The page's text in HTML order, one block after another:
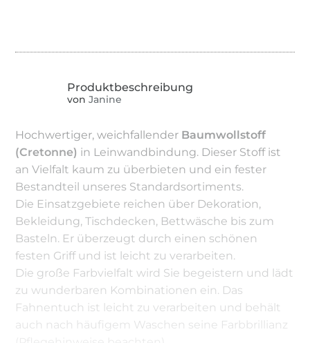
von Janine
Hochwertiger, weichfallender Baumwollstoff
(Cretonne) in Leinwandbindung. Dieser Stoff ist
an Vielfalt kaum zu überbieten und ein fester
Bestandteil unseres Standardsortiments.
Die Einsatzgebiete reichen über Dekoration,
Bekleidung, Tischdecken, Bettwäsche bis zum
Basteln. Er überzeugt durch einen schönen
festen Griff und ist leicht zu verarbeiten.
Die große Farbvielfalt wird Sie begeistern und lädt
zu wunderbaren Kombinationen ein. Das
Fahnentuch ist leicht zu verarbeiten und behält
auch nach häufigem Waschen seine Farbbrillianz